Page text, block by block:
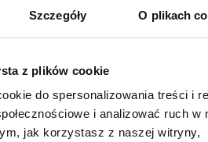
Szczegóły O plikach
z plików cookie
do spersonalizowania treści i
i analizować ruch w
jak korzystasz z naszej witryny,
XPRIMER.PAYROLL
zgłaszać uczestników
rezygnacje,
zmianę składki
zmieniać dane,
innego TFI, obsługiwać